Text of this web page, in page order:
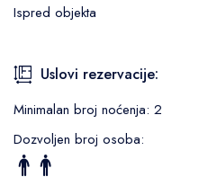
Ispred objekta
Uslovi rezervacije:
Minimalan broj noćenja: 2
Dozvoljen broj osoba: